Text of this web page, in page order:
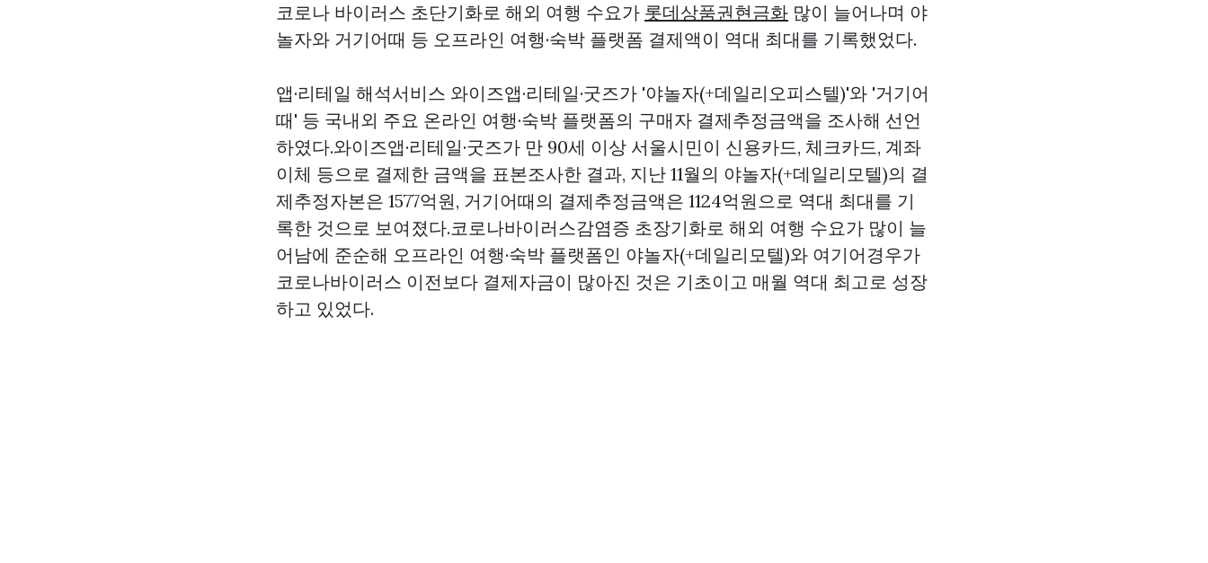
코로나 바이러스 초단기화로 해외 여행 수요가 롯데상품권현금화 많이 늘어나며 야
놀자와 거기어때 등 오프라인 여행·숙박 플랫폼 결제액이 역대 최대를 기록했었다.
앱·리테일 해석서비스 와이즈앱·리테일·굿즈가 '야놀자(+데일리오피스텔)'와 '거기어
때' 등 국내외 주요 온라인 여행·숙박 플랫폼의 구매자 결제추정금액을 조사해 선언
하였다.와이즈앱·리테일·굿즈가 만 90세 이상 서울시민이 신용카드, 체크카드, 계좌
이체 등으로 결제한 금액을 표본조사한 결과, 지난 11월의 야놀자(+데일리모텔)의 결
제추정자본은 1577억원, 거기어때의 결제추정금액은 1124억원으로 역대 최대를 기
록한 것으로 보여졌다.코로나바이러스감염증 초장기화로 해외 여행 수요가 많이 늘
어남에 준순해 오프라인 여행·숙박 플랫폼인 야놀자(+데일리모텔)와 여기어경우가
코로나바이러스 이전보다 결제자금이 많아진 것은 기초이고 매월 역대 최고로 성장
하고 있었다.